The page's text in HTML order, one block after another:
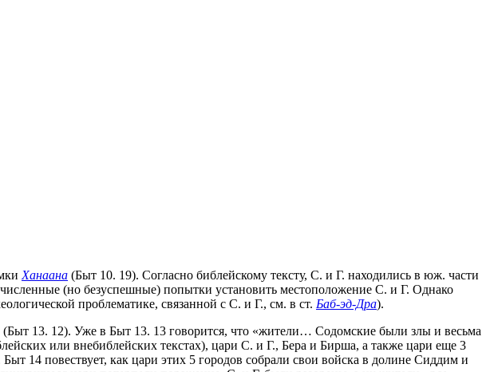
Ханаана (Быт 10. 19). Согласно библейскому тексту, С. и Г. находились в юж. части
(но безуспешные) попытки установить местоположение С. и Г. Однако
проблематике, связанной с С. и Г., см. в ст. Баб-эд-Дра).
13. 12). Уже в Быт 13. 13 говорится, что «жители… Содомские были злы и весьма
или внебиблейских текстах), цари С. и Г., Бера и Бирша, а также цари еще 3
14 повествует, как цари этих 5 городов собрали свои войска в долине Сиддим и